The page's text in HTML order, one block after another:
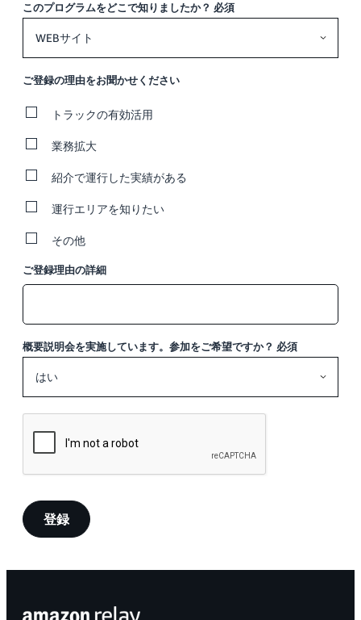
このプログラムをどこで知りましたか？ 必須
ご登録の理由をお聞かせください
トラックの有効活用
業務拡大
紹介で運行した実績がある
運行エリアを知りたい
その他
ご登録理由の詳細
概要説明会を実施しています。参加をご希望ですか？ 必須
登録